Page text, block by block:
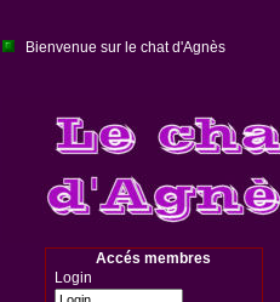
Bienvenue sur le chat d'Agnès
Accés membres
Login